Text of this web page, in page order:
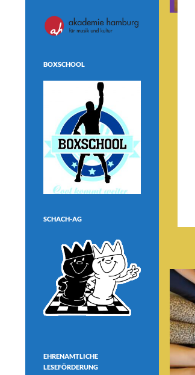
BOXSCHOOL
SCHACH-AG
EHRENAMTLICHE
LESEFÖRDERUNG